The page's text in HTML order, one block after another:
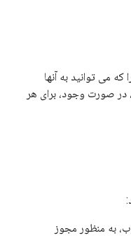
می توانید به آنها
صورت وجود، برای هر
به منظور مجوز